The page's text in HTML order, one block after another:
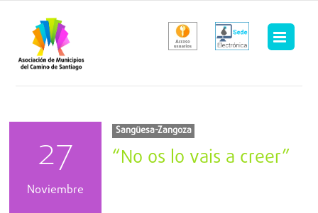
contenido
27
Noviembre
Sangüesa-Zangoza
“No os lo vais a creer”